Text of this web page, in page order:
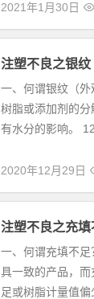
2021年1月30日
注塑不良之银纹
一、何谓银纹（
树脂或添加剂的
有水分的影响。
2020年12月29日
注塑不良之充填
一、何谓充填不
具一致的产品，
足或树脂计量值偏